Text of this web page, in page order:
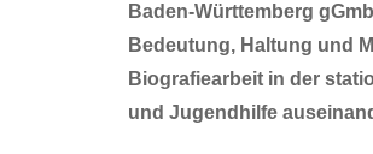
Baden-Württemberg
Bedeutung, Haltung und
Biografiearbeit in der
und Jugendhilfe